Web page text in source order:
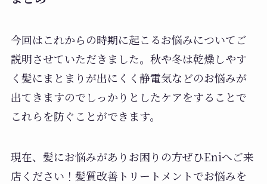
今回はこれからの時期に起こるお悩みについてご
説明させていただきました。秋や冬は乾燥しやす
く髪にまとまりが出にくく静電気などのお悩みが
出てきますのでしっかりとしたケアをすることで
これらを防ぐことができます。
現在、髪にお悩みがありお困りの方ぜひEniへご来
店ください！髪質改善トリートメントでお悩みを